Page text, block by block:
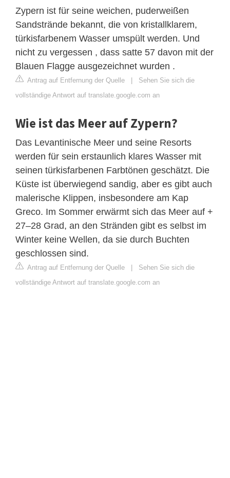
Zypern ist für seine weichen, puderweißen
Sandstrände bekannt, die von kristallklarem,
türkisfarbenem Wasser umspült werden. Und
nicht zu vergessen , dass satte 57 davon mit der
Blauen Flagge ausgezeichnet wurden .
Antrag auf Entfernung der Quelle | Sehen Sie sich die
vollständige Antwort auf translate.google.com an
Wie ist das Meer auf Zypern?
Das Levantinische Meer und seine Resorts
werden für sein erstaunlich klares Wasser mit
seinen türkisfarbenen Farbtönen geschätzt. Die
Küste ist überwiegend sandig, aber es gibt auch
malerische Klippen, insbesondere am Kap
Greco. Im Sommer erwärmt sich das Meer auf +
27–28 Grad, an den Stränden gibt es selbst im
Winter keine Wellen, da sie durch Buchten
geschlossen sind.
Antrag auf Entfernung der Quelle | Sehen Sie sich die
vollständige Antwort auf translate.google.com an